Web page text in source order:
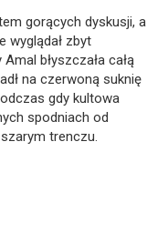
gorących dyskusji, a
wyglądał zbyt
błyszczała całą
na czerwoną suknię
gdy kultowa
spodniach od
trenczu.